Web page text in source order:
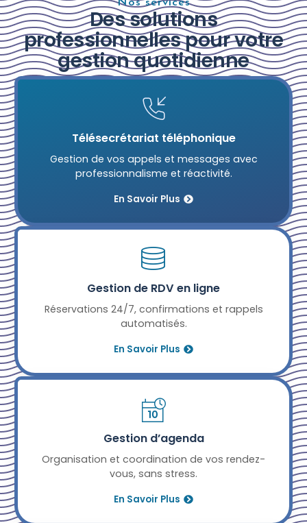
Nos services
Des solutions
professionnelles pour votre
gestion quotidienne
Télésecrétariat téléphonique
Gestion de vos appels et messages avec
professionnalisme et réactivité.
En Savoir Plus
Gestion de RDV en ligne
Réservations 24/7, confirmations et rappels
automatisés.
En Savoir Plus
Gestion d’agenda
Organisation et coordination de vos rendez-
vous, sans stress.
En Savoir Plus